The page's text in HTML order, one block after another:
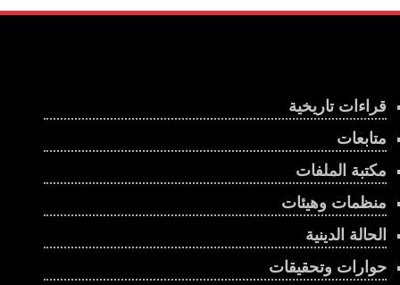
قراءات تاريخية
متابعات
مكتبة الملفات
منظمات وهيئات
الحالة الدينية
حوارات وتحقيقات